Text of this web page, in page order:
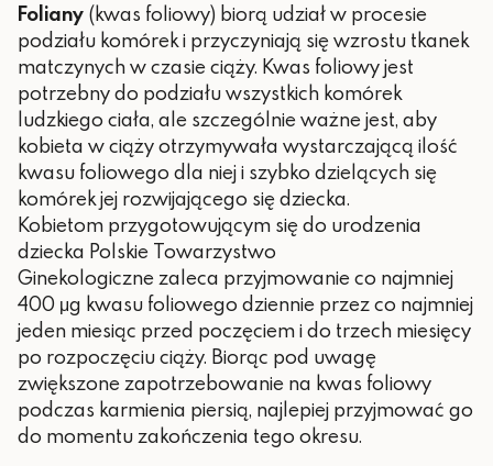
Foliany (kwas foliowy) biorą udział w procesie
podziału komórek i przyczyniają się wzrostu tkanek
matczynych w czasie ciąży. Kwas foliowy jest
potrzebny do podziału wszystkich komórek
ludzkiego ciała, ale szczególnie ważne jest, aby
kobieta w ciąży otrzymywała wystarczającą ilość
kwasu foliowego dla niej i szybko dzielących się
komórek jej rozwijającego się dziecka.
Kobietom przygotowującym się do urodzenia
dziecka Polskie Towarzystwo
Ginekologiczne zaleca przyjmowanie co najmniej
400 μg kwasu foliowego dziennie przez co najmniej
jeden miesiąc przed poczęciem i do trzech miesięcy
po rozpoczęciu ciąży. Biorąc pod uwagę
zwiększone zapotrzebowanie na kwas foliowy
podczas karmienia piersią, najlepiej przyjmować go
do momentu zakończenia tego okresu.